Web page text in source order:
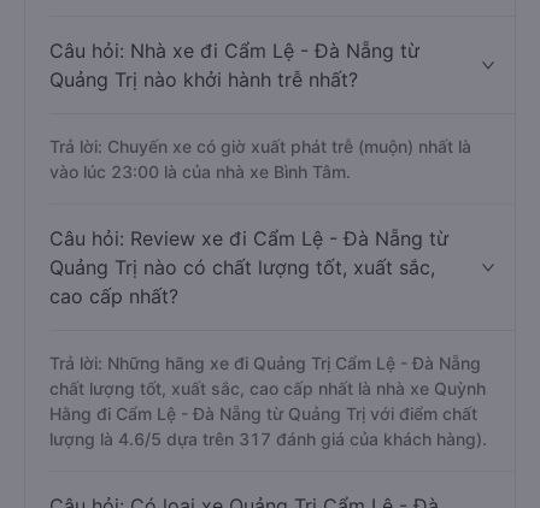
Câu hỏi: Nhà xe đi Cẩm Lệ - Đà Nẵng từ
Quảng Trị nào khởi hành trễ nhất?
Trả lời: Chuyến xe có giờ xuất phát trễ (muộn) nhất là
vào lúc 23:00 là của nhà xe Bình Tâm.
Câu hỏi: Review xe đi Cẩm Lệ - Đà Nẵng từ
Quảng Trị nào có chất lượng tốt, xuất sắc,
cao cấp nhất?
Trả lời: Những hãng xe đi Quảng Trị Cẩm Lệ - Đà Nẵng
chất lượng tốt, xuất sắc, cao cấp nhất là nhà xe Quỳnh
Hằng đi Cẩm Lệ - Đà Nẵng từ Quảng Trị với điểm chất
lượng là 4.6/5 dựa trên 317 đánh giá của khách hàng).